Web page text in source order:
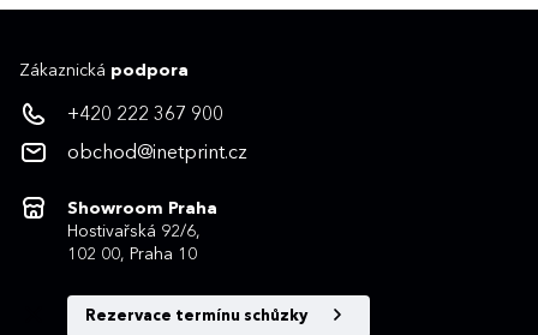
Zákaznická podpora
+420 222 367 900
obchod@inetprint.cz
Showroom Praha
Hostivařská 92/6,
102 00, Praha 10
Rezervace termínu schůzky